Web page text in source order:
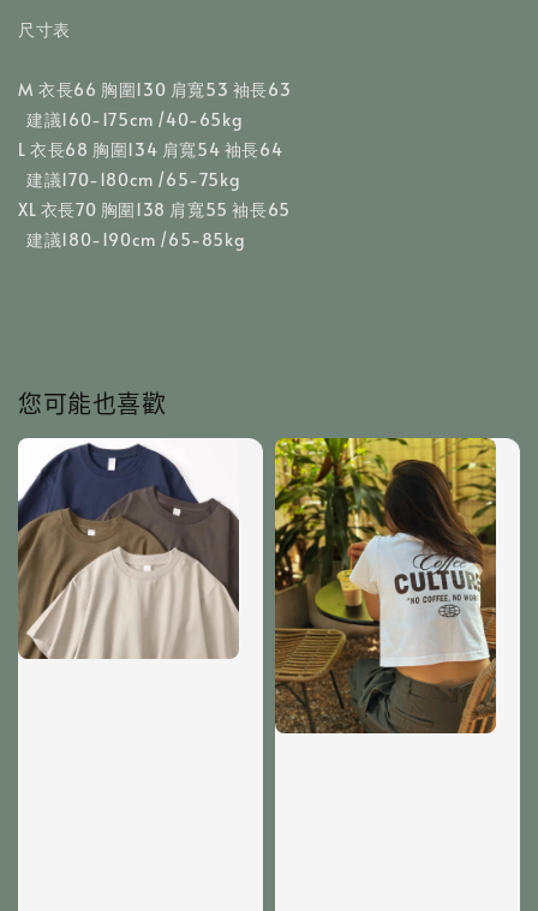
尺寸表
M 衣長66 胸圍130 肩寬53 袖長63
建議160-175cm /40-65kg
L 衣長68 胸圍134 肩寬54 袖長64
建議170-180cm /65-75kg
XL 衣長70 胸圍138 肩寬55 袖長65
建議180-190cm /65-85kg
您可能也喜歡